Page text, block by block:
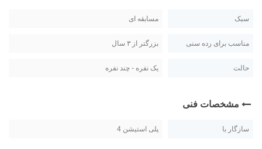
سبک مسابقه ای
مناسب برای رده سنی بزرگتر از ۳ سال
حالت یک نفره - چند نفره
مشخصات فنی
سازگار با پلی استیشن 4